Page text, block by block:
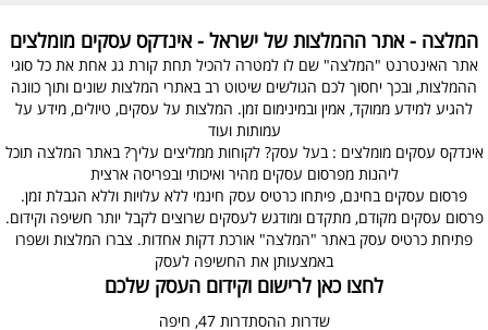
המלצה - אתר ההמלצות של ישראל - אינדקס עסקים מומלצים
אתר האינטרנט "המלצה" שם לו למטרה להכיל תחת קורת גג אחת את כל סוגי
ההמלצות, ובכך יחסוך לכם הגולשים שיטוט רב באתרי המלצות שונים ותוך כוונה
להגיע למידע ממוקד, אמין ובמינימום זמן. המלצות על עסקים, טיולים, מידע על
עמותות ועוד
אינדקס עסקים מומלצים : בעל עסק? לקוחות ממליצים עליך? באתר המלצה תוכל
ליהנות מפרסום עסקים מהיר ואיכותי ובפריסה ארצית
פרסום עסקים בחינם, פיתחו כרטיס עסק חינמי ללא עלויות וללא הגבלת זמן.
פרסום עסקים מקודם, מתקדם ומודגש לעסקים שרוצים לקבל יותר חשיפה וקידום.
פתיחת כרטיס עסק באתר "המלצה" אורכת דקות אחדות. צברו המלצות ושפרו
באמצעותן את החשיפה לעסק
לחצו כאן לרישום וקידום העסק שלכם
שדרות ההסתדרות 47,
חיפה